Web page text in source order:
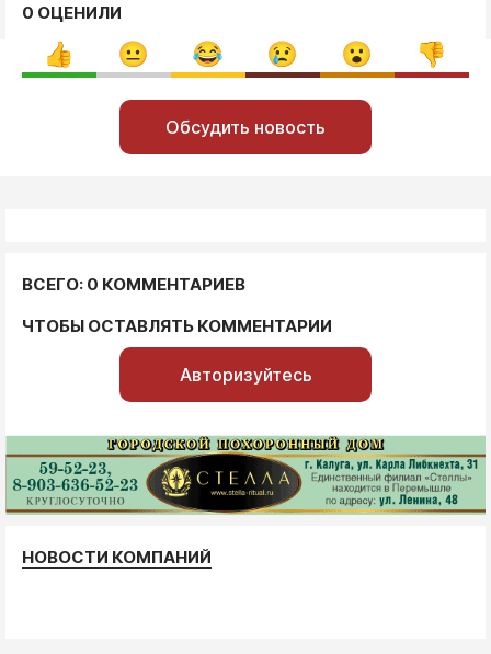
0 ОЦЕНИЛИ
Обсудить новость
ВСЕГО: 0 КОММЕНТАРИЕВ
ЧТОБЫ ОСТАВЛЯТЬ КОММЕНТАРИИ
Авторизуйтесь
НОВОСТИ КОМПАНИЙ